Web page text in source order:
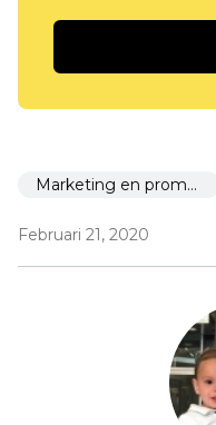
Marketing en promotie
Februari 21, 2020